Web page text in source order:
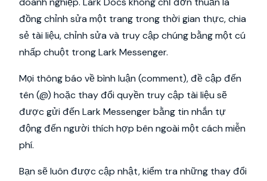
đồng chỉnh sửa một trang trong thời gian thực, chia
sẻ tài liệu, chỉnh sửa và truy cập chúng bằng một cú
nhấp chuột trong Lark Messenger.
Mọi thông báo về bình luận (comment), đề cập đến
tên (@) hoặc thay đổi quyền truy cập tài liệu sẽ
được gửi đến Lark Messenger bằng tin nhắn tự
động đến người thích hợp bên ngoài một cách miễn
phí.
Bạn sẽ luôn được cập nhật, kiểm tra những thay đổi